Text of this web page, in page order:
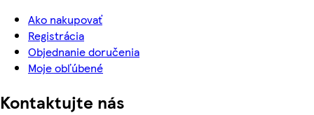
Ako nakupovať
Registrácia
Objednanie doručenia
Moje obľúbené
Kontaktujte nás